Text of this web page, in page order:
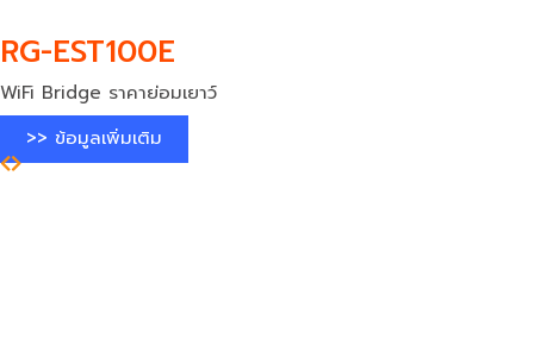
RG-EST100E
WiFi Bridge ราคาย่อมเยาว์
>> ข้อมูลเพิ่มเติม